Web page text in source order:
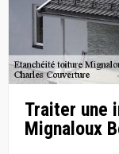
Traiter une
Mignaloux